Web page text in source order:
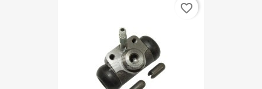
favorite_border